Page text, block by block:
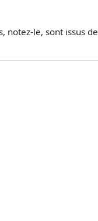
notez-le, sont issus